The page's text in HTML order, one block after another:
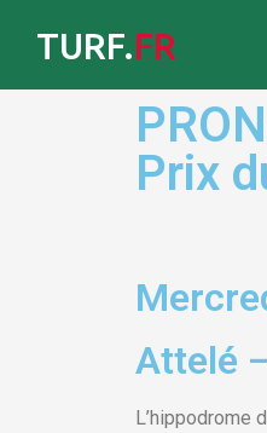
TURF.FR
Prix
Attelé
L’hippodrome